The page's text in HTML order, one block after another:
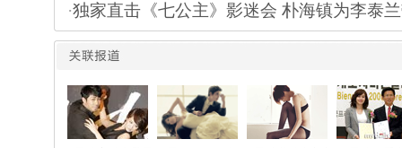
·独家直击《七公主》影迷会 朴海镇为李泰